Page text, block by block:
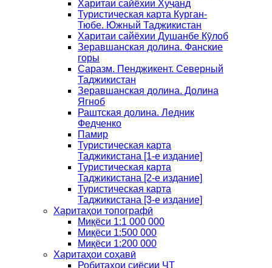
Харитаи сайёхии Хуҷанд
Туристическая карта Курган-
Тюбе. Южный Таджикистан
Харитаи сайёхии Душанбе Кӯлоб
Зеравшанская долина. Фанские
горы
Саразм. Пенджикент. Северный
Таджикистан
Зеравшанская долина. Долина
Ягноб
Раштская долина. Ледник
Федченко
Памир
Туристическая карта
Таджикистана [1-е издание]
Туристическая карта
Таджикистана [2-е издание]
Туристическая карта
Таджикистана [3-е издание]
Харитаҳои топографӣ
Миқёси 1:1 000 000
Миқёси 1:500 000
Миқёси 1:200 000
Харитаҳои соҳавӣ
Робитаҳои сиёсии ҶТ